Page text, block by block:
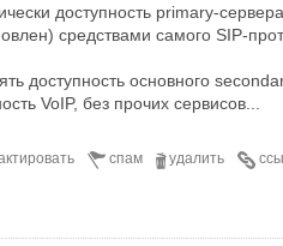
доступность primary-
средствами самого SIP-
доступность основного
VoIP, без прочих сервисов...
удалить
спам